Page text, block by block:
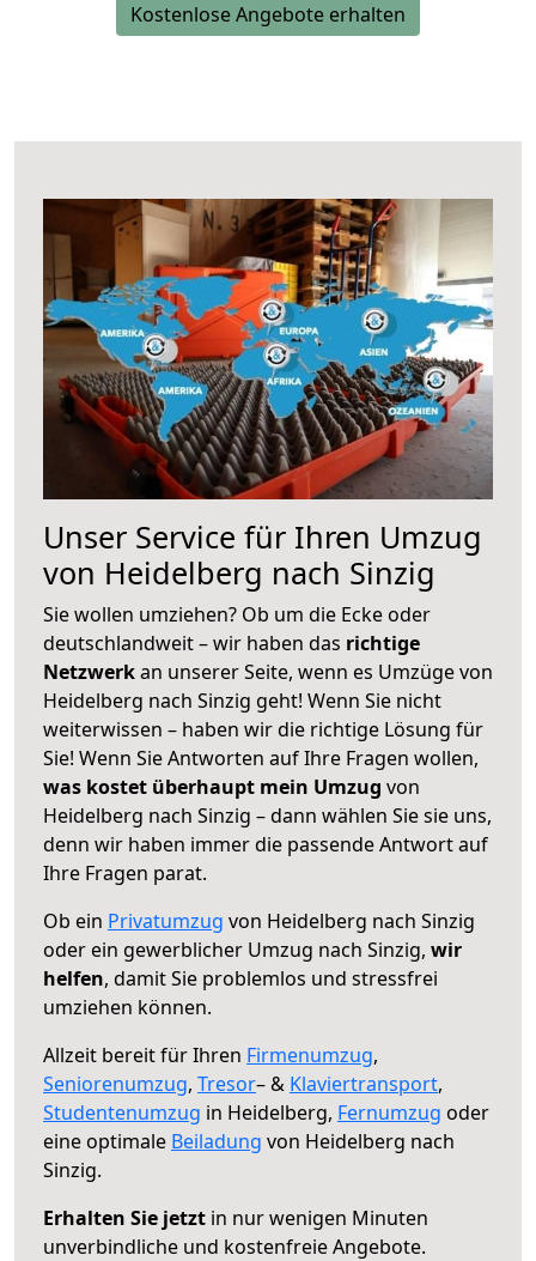
Kostenlose Angebote erhalten
Unser Service für Ihren Umzug
von Heidelberg nach Sinzig
Sie wollen umziehen? Ob um die Ecke oder
deutschlandweit – wir haben das richtige
Netzwerkan unserer Seite, wenn es Umzüge von
Heidelberg nach Sinzig geht! Wenn Sie nicht
weiterwissen – haben wir die richtige Lösung für
Sie! Wenn Sie Antworten auf Ihre Fragen wollen,
was kostet überhaupt mein Umzug von
Heidelberg nach Sinzig – dann wählen Sie sie uns,
denn wir haben immer die passende Antwort auf
Ihre Fragen parat.
Ob ein Privatumzug von Heidelberg nach Sinzig
oder ein gewerblicher Umzug nach Sinzig, wir
helfen, damit Sie problemlos und stressfrei
umziehen können.
Allzeit bereit für Ihren Firmenumzug,
Seniorenumzug, Tresor– & Klaviertransport,
Studentenumzug in Heidelberg, Fernumzug oder
eine optimale Beiladung von Heidelberg nach
Sinzig.
Erhalten Sie jetzt in nur wenigen Minuten
unverbindliche und kostenfreie Angebote.